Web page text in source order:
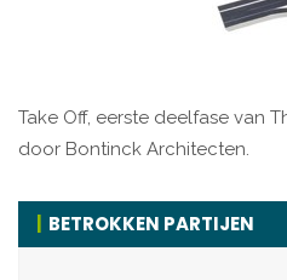
Take Off, eerste deelfase van
door Bontinck Architecten.
BETROKKEN PARTIJEN